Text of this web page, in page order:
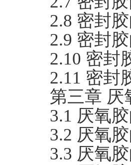
2.8 密封
2.9 密封
2.10 密封
2.11 密封
第三章 厌
3.1 厌氧
3.2 厌氧
3.3 厌氧